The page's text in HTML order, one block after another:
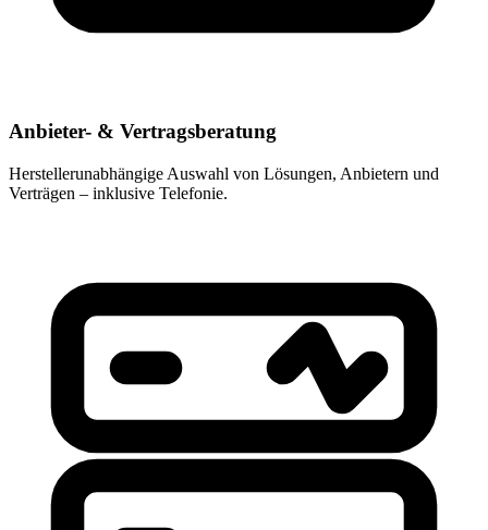
Anbieter- & Vertragsberatung
Herstellerunabhängige Auswahl von Lösungen, Anbietern und
Verträgen – inklusive Telefonie.